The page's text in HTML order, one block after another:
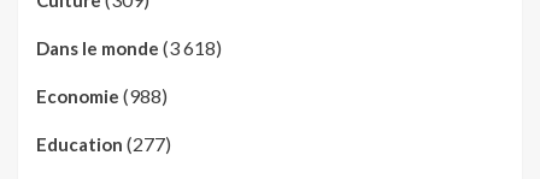
Dans le monde (3 618)
Economie (988)
Education (277)